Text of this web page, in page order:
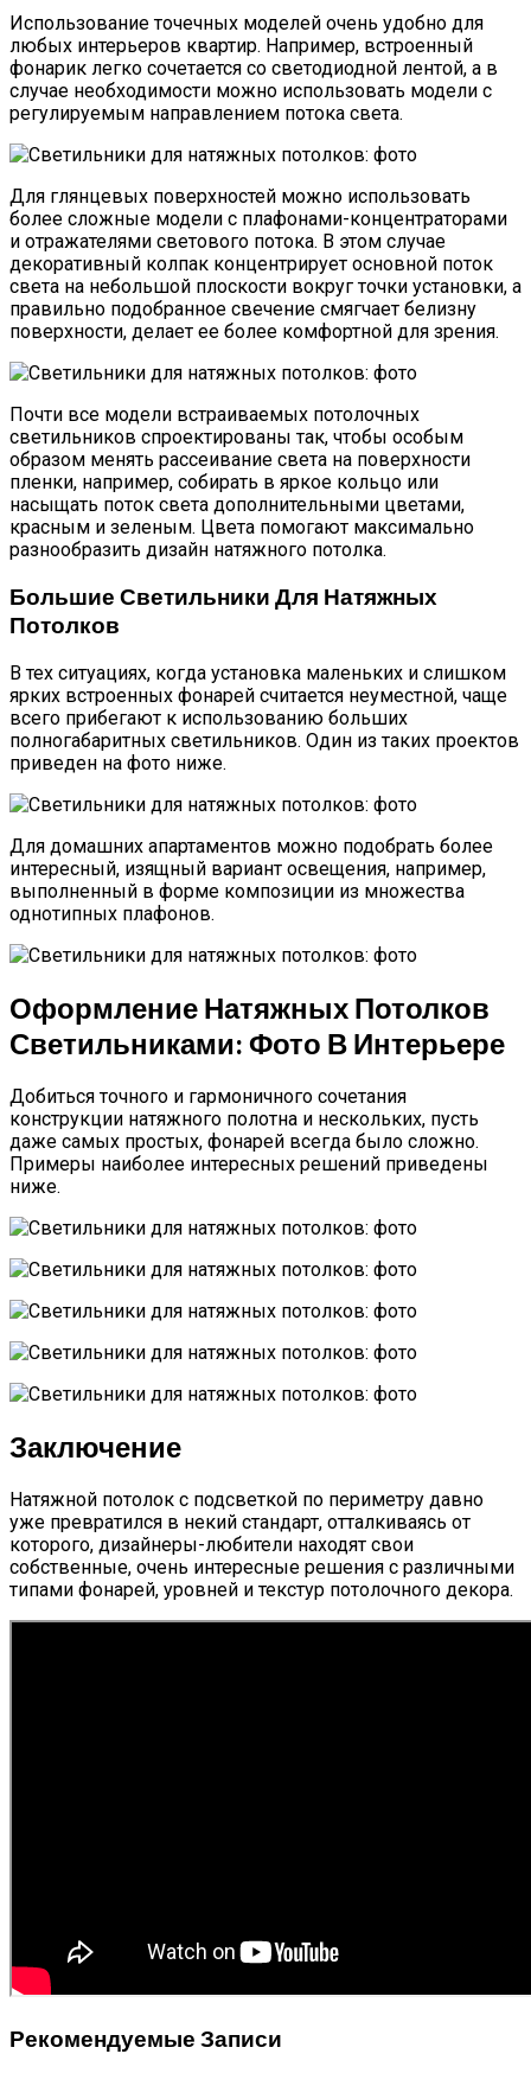
Использование точечных моделей очень удобно для
любых интерьеров квартир. Например, встроенный
фонарик легко сочетается со светодиодной лентой, а в
случае необходимости можно использовать модели с
регулируемым направлением потока света.
Для глянцевых поверхностей можно использовать
более сложные модели с плафонами-концентраторами
и отражателями светового потока. В этом случае
декоративный колпак концентрирует основной поток
света на небольшой плоскости вокруг точки установки, а
правильно подобранное свечение смягчает белизну
поверхности, делает ее более комфортной для зрения.
Почти все модели встраиваемых потолочных
светильников спроектированы так, чтобы особым
образом менять рассеивание света на поверхности
пленки, например, собирать в яркое кольцо или
насыщать поток света дополнительными цветами,
красным и зеленым. Цвета помогают максимально
разнообразить дизайн натяжного потолка.
Большие Светильники Для Натяжных
Потолков
В тех ситуациях, когда установка маленьких и слишком
ярких встроенных фонарей считается неуместной, чаще
всего прибегают к использованию больших
полногабаритных светильников. Один из таких проектов
приведен на фото ниже.
Для домашних апартаментов можно подобрать более
интересный, изящный вариант освещения, например,
выполненный в форме композиции из множества
однотипных плафонов.
Оформление Натяжных Потолков
Светильниками: Фото В Интерьере
Добиться точного и гармоничного сочетания
конструкции натяжного полотна и нескольких, пусть
даже самых простых, фонарей всегда было сложно.
Примеры наиболее интересных решений приведены
ниже.
Заключение
Натяжной потолок с подсветкой по периметру давно
уже превратился в некий стандарт, отталкиваясь от
которого, дизайнеры-любители находят свои
собственные, очень интересные решения с различными
типами фонарей, уровней и текстур потолочного декора.
Рекомендуемые Записи